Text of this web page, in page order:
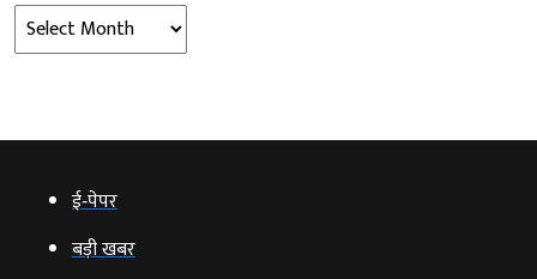
Archives
ई‑पेपर
बड़ी खबर